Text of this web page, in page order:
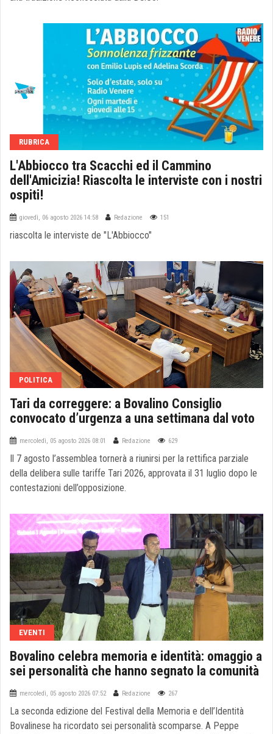
RUBRICA
L'Abbiocco tra Scacchi ed il Cammino
dell'Amicizia! Riascolta le interviste con i nostri
ospiti!
giovedì, 06 agosto 2026 14:58 Redazione 151
riascolta le interviste de "L'Abbiocco"
POLITICA
Tari da correggere: a Bovalino Consiglio
convocato d’urgenza a una settimana dal voto
mercoledì, 05 agosto 2026 08:01 Redazione 629
Il 7 agosto l’assemblea tornerà a riunirsi per la rettifica parziale
della delibera sulle tariffe Tari 2026, approvata il 31 luglio dopo le
contestazioni dell’opposizione.
EVENTI
Bovalino celebra memoria e identità: omaggio a
sei personalità che hanno segnato la comunità
mercoledì, 05 agosto 2026 07:52 Redazione 267
La seconda edizione del Festival della Memoria e dell’Identità
Bovalinese ha ricordato sei personalità scomparse. A Peppe